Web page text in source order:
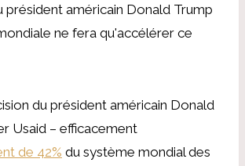
président américain Donald Trump
ne fera qu'accélérer ce
du président américain Donald
Usaid – efficacement
de 42% du système mondial des